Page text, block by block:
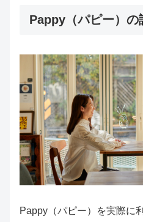
Pappy（パピー）の
Pappy（パピー）を実際に